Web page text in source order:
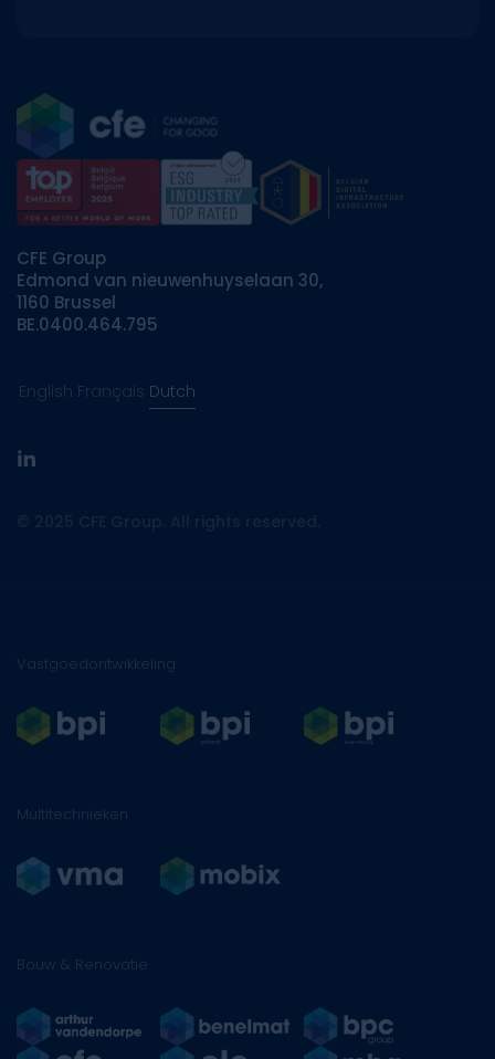
CFE Group
Edmond van nieuwenhuyselaan 30,
1160 Brussel
BE.0400.464.795
English Français Dutch
linkedin
Vastgoedontwikkeling
Multitechnieken
Bouw & Renovatie